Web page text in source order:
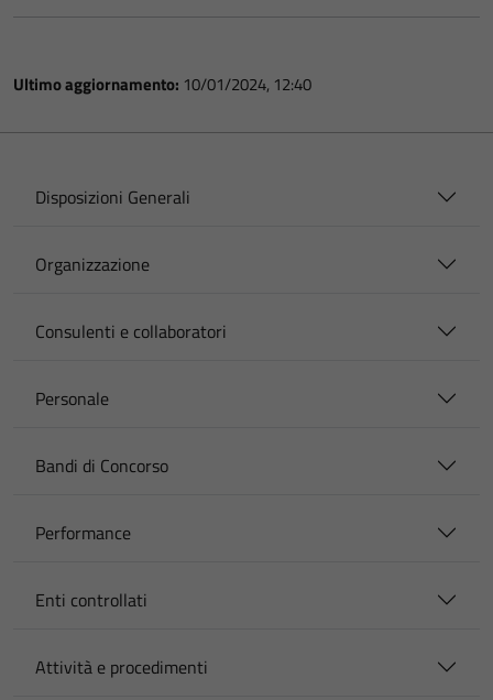
Ultimo aggiornamento: 10/01/2024, 12:40
Disposizioni Generali
Organizzazione
Consulenti e collaboratori
Personale
Bandi di Concorso
Performance
Enti controllati
Attività e procedimenti